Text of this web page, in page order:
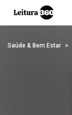
Saúde & Bem Estar